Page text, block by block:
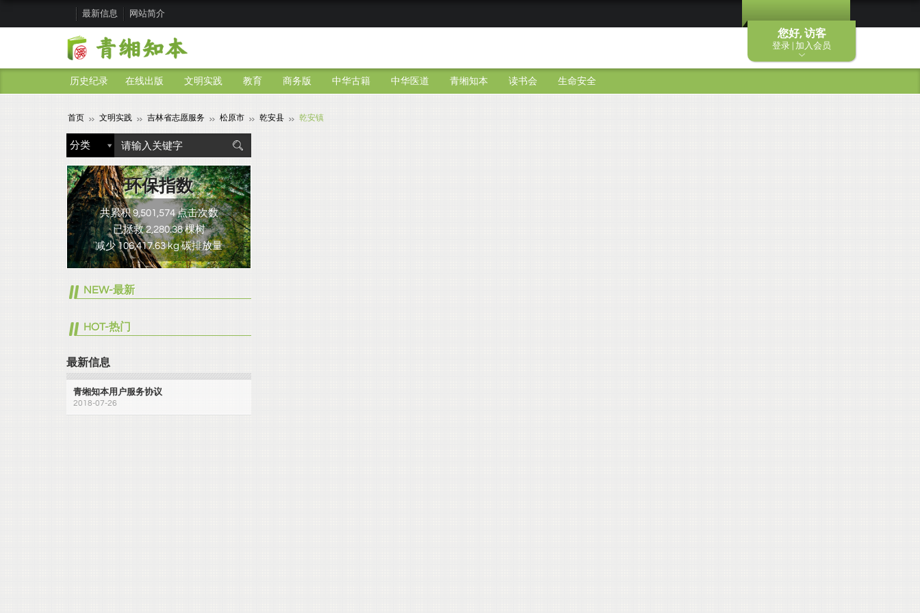
您好, 访客
登录 | 加入会员
最新信息 网站简介
历史纪录 在线出版 文明实践 教育 商务版 中华古籍 中华医道 青缃知本 读书会 生命安全
首页 文明实践 吉林省志愿服务 松原市 乾安县 乾安镇
环保指数
共累积 9,501,574 点击次数
已拯救 2,280.38 棵树
减少 106,417.63 kg 碳排放量
NEW-最新
HOT-热门
最新信息
青缃知本用户服务协议
2018-07-26